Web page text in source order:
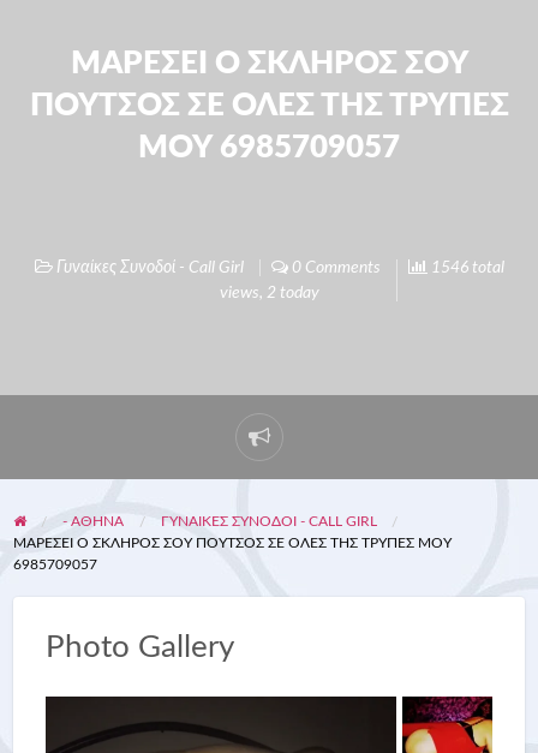
ΜΑΡΕΣΕΙ Ο ΣΚΛΗΡΟΣ ΣΟΥ
ΠΟΥΤΣΟΣ ΣΕ ΟΛΕΣ ΤΗΣ ΤΡΥΠΕΣ
ΜΟΥ 6985709057
Γυναίκες Συνοδοί - Call Girl 0 Comments
1546 total
views, 2 today
- ΑΘΗΝΑ
ΓΥΝΑΊΚΕΣ ΣΥΝΟΔΟΊ - CALL GIRL
ΜΑΡΕΣΕΙ Ο ΣΚΛΗΡΟΣ ΣΟΥ ΠΟΥΤΣΟΣ ΣΕ ΟΛΕΣ ΤΗΣ ΤΡΥΠΕΣ ΜΟΥ
6985709057
Photo Gallery